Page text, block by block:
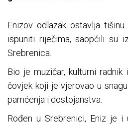
Enizov odlazak ostavlja
ispuniti riječima, saopćili su
Srebrenica.
Bio je muzičar, kulturni
čovjek koji je vjerovao u
pamćenja i dostojanstva.
Rođen u Srebrenici, Eniz je i